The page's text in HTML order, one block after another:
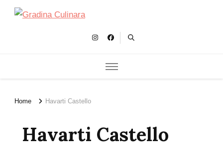
Home Havarti Castello
Havarti Castello